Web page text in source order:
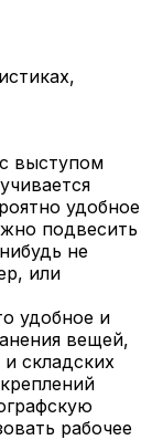
выступом
удобное
подвесить
не
или
удобное и
вещей,
складских
рабочее